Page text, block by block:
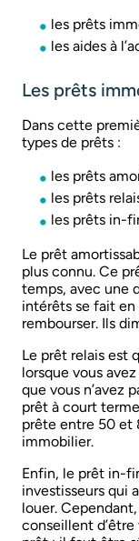
les prêts
les aides à
Les prêts
Dans cette
types de prêts :
les prêts
les prêts
les prêts in-
Le prêt
plus connu. Ce
temps, avec une
intérêts se fait
rembourser. Ils
Le prêt relais est
lorsque vous
que vous n’avez
prêt à court
prête entre 50 et
immobilier.
Enfin, le prêt in-
investisseurs qui
louer.
conseillent